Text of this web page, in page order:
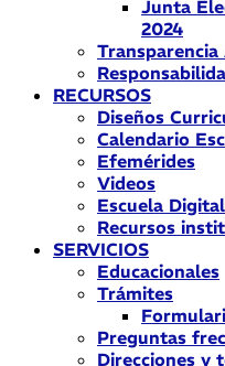
Junta
2024
Transparencia
RECURSOS
Diseños
Calendario
Efemérides
Videos
Escuela Digital
Recursos
SERVICIOS
Educacionales
Trámites
Preguntas
Direcciones y